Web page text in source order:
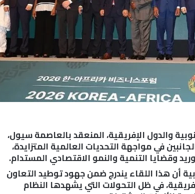
والدول الإفريقية، المنعقد بالعاصمة سيول،
في مواجهة التحديات العالمية المتزايدة،
وقضايا التنمية والنمو الاقتصادي المستدام.
أن هذا اللقاء يندرج ضمن جهود توطيد التعاون
في ظل التحولات التي يشهدها النظام
M